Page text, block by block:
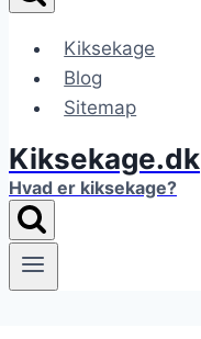
Kiksekage
Blog
Sitemap
Kiksekage.dk
Hvad er kiksekage?